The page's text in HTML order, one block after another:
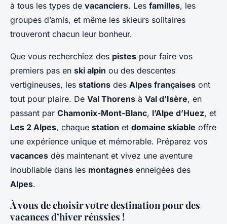
à tous les types de vacanciers. Les familles, les
groupes d’amis, et même les skieurs solitaires
trouveront chacun leur bonheur.
Que vous recherchiez des pistes pour faire vos
premiers pas en ski alpin ou des descentes
vertigineuses, les stations des Alpes françaises ont
tout pour plaire. De Val Thorens à Val d’Isère, en
passant par Chamonix-Mont-Blanc, l’Alpe d’Huez, et
Les 2 Alpes, chaque station et domaine skiable offre
une expérience unique et mémorable. Préparez vos
vacances dès maintenant et vivez une aventure
inoubliable dans les montagnes enneigées des
Alpes.
À vous de choisir votre destination pour des
vacances d’hiver réussies !